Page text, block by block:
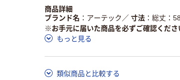
商品詳細
ブランド名
アーテック ／ 寸法 総丈：
※お手元に届いた商品を必ずご確認くださ
もっと見る
類似商品と比較する